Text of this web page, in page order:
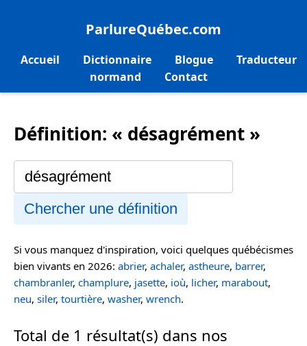
ParlureQuébec.com
Accueil Dictionnaire Blogue
Traducteur
normand
Contact
Définition: « désagrément »
Chercher une définition
Si vous manquez d'inspiration, voici quelques québécismes
bien vivants en 2026: abrier, achaler, astheure, barrer,
chambranler, champlure, jasette, ioù, licher, marabout,
neu, siler, tourtière, washer, wrench.
Total de 1 résultat(s) dans nos